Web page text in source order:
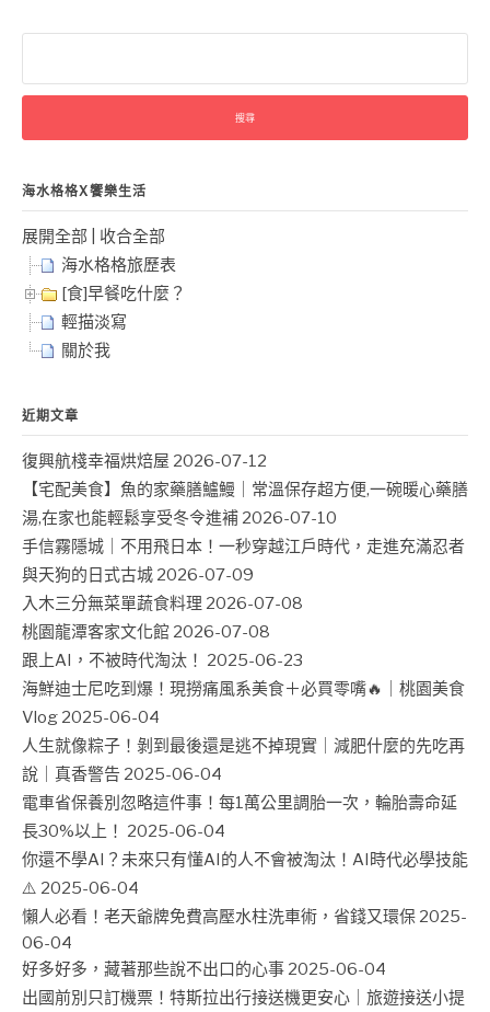
關
字:
海水格格X饗樂生活
展開全部
收合全部
海水格格旅歷表
[食]早餐吃什麼？
輕描淡寫
關於我
近期文章
復興航棧幸福烘焙屋 2026-07-12
【宅配美食】魚的家藥膳鱸鰻｜常溫保存超方便,一碗暖心藥膳
湯,在家也能輕鬆享受冬令進補 2026-07-10
手信霧隱城｜不用飛日本！一秒穿越江戶時代，走進充滿忍者
與天狗的日式古城 2026-07-09
入木三分無菜單蔬食料理 2026-07-08
桃園龍潭客家文化館 2026-07-08
跟上AI，不被時代淘汰！ 2025-06-23
海鮮迪士尼吃到爆！現撈痛風系美食＋必買零嘴🔥｜桃園美食
Vlog 2025-06-04
人生就像粽子！剝到最後還是逃不掉現實｜減肥什麼的先吃再
說｜真香警告 2025-06-04
電車省保養別忽略這件事！每1萬公里調胎一次，輪胎壽命延
長30%以上！ 2025-06-04
你還不學AI？未來只有懂AI的人不會被淘汰！AI時代必學技能
⚠️ 2025-06-04
懶人必看！老天爺牌免費高壓水柱洗車術，省錢又環保 2025-
06-04
好多好多，藏著那些說不出口的心事 2025-06-04
出國前別只訂機票！特斯拉出行接送機更安心｜旅遊接送小提